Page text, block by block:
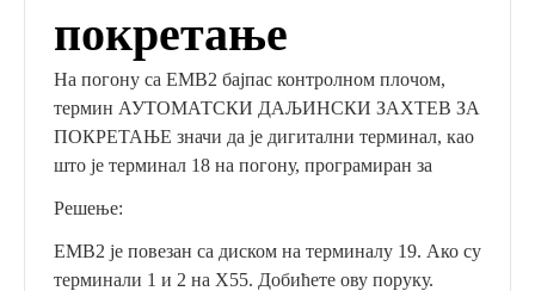
покретање
На погону са EMB2 бајпас контролном плочом,
термин АУТОМАТСКИ ДАЉИНСКИ ЗАХТЕВ ЗА
ПОКРЕТАЊЕ значи да је дигитални терминал, као
што је терминал 18 на погону, програмиран за
Решење:
EMB2 је повезан са диском на терминалу 19. Ако су
терминали 1 и 2 на X55. Добићете ову поруку.